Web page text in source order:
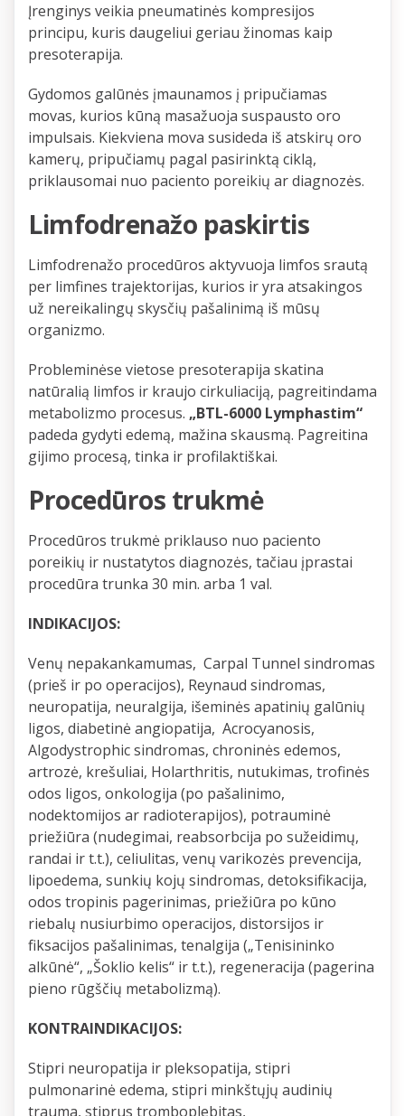
Įrenginys veikia pneumatinės kompresijos
principu, kuris daugeliui geriau žinomas kaip
presoterapija.
Gydomos galūnės įmaunamos į pripučiamas
movas, kurios kūną masažuoja suspausto oro
impulsais. Kiekviena mova susideda iš atskirų oro
kamerų, pripučiamų pagal pasirinktą ciklą,
priklausomai nuo paciento poreikių ar diagnozės.
Limfodrenažo paskirtis
Limfodrenažo procedūros aktyvuoja limfos srautą
per limfines trajektorijas, kurios ir yra atsakingos
už nereikalingų skysčių pašalinimą iš mūsų
organizmo.
Probleminėse vietose presoterapija skatina
natūralią limfos ir kraujo cirkuliaciją, pagreitindama
metabolizmo procesus. „BTL-6000 Lymphastim“
padeda gydyti edemą, mažina skausmą. Pagreitina
gijimo procesą, tinka ir profilaktiškai.
Procedūros trukmė
Procedūros trukmė priklauso nuo paciento
poreikių ir nustatytos diagnozės, tačiau įprastai
procedūra trunka 30 min. arba 1 val.
INDIKACIJOS:
Venų nepakankamumas, Carpal Tunnel sindromas
(prieš ir po operacijos), Reynaud sindromas,
neuropatija, neuralgija, išeminės apatinių galūnių
ligos, diabetinė angiopatija, Acrocyanosis,
Algodystrophic sindromas, chroninės edemos,
artrozė, krešuliai, Holarthritis, nutukimas, trofinės
odos ligos, onkologija (po pašalinimo,
nodektomijos ar radioterapijos), potrauminė
priežiūra (nudegimai, reabsorbcija po sužeidimų,
randai ir t.t.), celiulitas, venų varikozės prevencija,
lipoedema, sunkių kojų sindromas, detoksifikacija,
odos tropinis pagerinimas, priežiūra po kūno
riebalų nusiurbimo operacijos, distorsijos ir
fiksacijos pašalinimas, tenalgija („Tenisininko
alkūnė“, „Šoklio kelis“ ir t.t.), regeneracija (pagerina
pieno rūgščių metabolizmą).
KONTRAINDIKACIJOS:
Stipri neuropatija ir pleksopatija, stipri
pulmonarinė edema, stipri minkštųjų audinių
trauma, stiprus tromboplebitas,